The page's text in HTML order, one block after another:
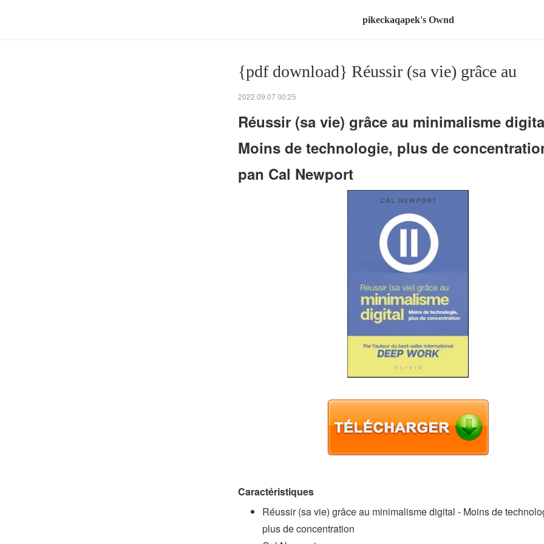
pikeckaqapek's Ownd
{pdf download} Réussir (sa vie) grâce au
2022.09.07 00:25
Réussir (sa vie) grâce au minimalisme
Moins de technologie, plus de
pan Cal Newport
Caractéristiques
Réussir (sa vie) grâce au minimalisme digital - Moins de
plus de concentration